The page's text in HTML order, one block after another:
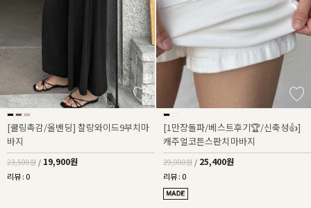
[쿨링촉감/올밴딩] 찰랑와이드9부치마
바지
23,500원 / 19,900원
리뷰 : 0
[1만장돌파/베스트후기🏆/신축성👍]
캐주얼코튼스판치마바지
29,900원 / 25,400원
리뷰 : 0